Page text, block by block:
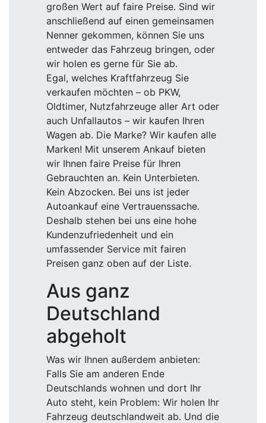
großen Wert auf faire Preise. Sind wir
anschließend auf einen gemeinsamen
Nenner gekommen, können Sie uns
entweder das Fahrzeug bringen, oder
wir holen es gerne für Sie ab.
Egal, welches Kraftfahrzeug Sie
verkaufen möchten – ob PKW,
Oldtimer, Nutzfahrzeuge aller Art oder
auch Unfallautos – wir kaufen Ihren
Wagen ab. Die Marke? Wir kaufen alle
Marken! Mit unserem Ankauf bieten
wir Ihnen faire Preise für Ihren
Gebrauchten an. Kein Unterbieten.
Kein Abzocken. Bei uns ist jeder
Autoankauf eine Vertrauenssache.
Deshalb stehen bei uns eine hohe
Kundenzufriedenheit und ein
umfassender Service mit fairen
Preisen ganz oben auf der Liste.
Aus ganz
Deutschland
abgeholt
Was wir Ihnen außerdem anbieten:
Falls Sie am anderen Ende
Deutschlands wohnen und dort Ihr
Auto steht, kein Problem: Wir holen Ihr
Fahrzeug deutschlandweit ab. Und die